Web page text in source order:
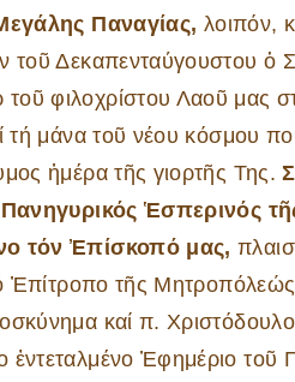
Παναγίας, λοιπόν,
τοῦ Δεκαπενταύγουστου ὁ
φιλοχρίστου Λαοῦ μας
τή μάνα τοῦ νέου κόσμου
ἡμέρα τῆς γιορτῆς Της.
Ἑσπερινός
τόν Ἐπίσκοπό μας,
Ἐπίτροπο τῆς
καί π.
Ἐφημέριο τοῦ